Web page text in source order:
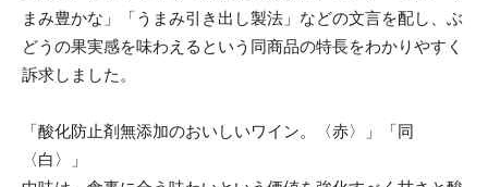
まみ豊かな」「うまみ引き出し製法」などの文言を配し、ぶ
どうの果実感を味わえるという同商品の特長をわかりやすく
訴求しました。
「酸化防止剤無添加のおいしいワイン。〈赤〉」「同
〈白〉」